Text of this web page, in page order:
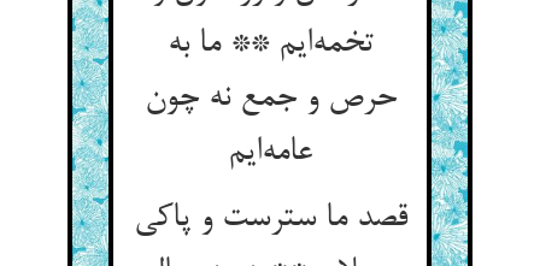
تخمه‌ایم ** ما به
حرص و جمع نه چون
عامه‌ایم
قصد ما سترست و پاکی